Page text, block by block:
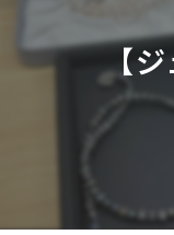
【ジ